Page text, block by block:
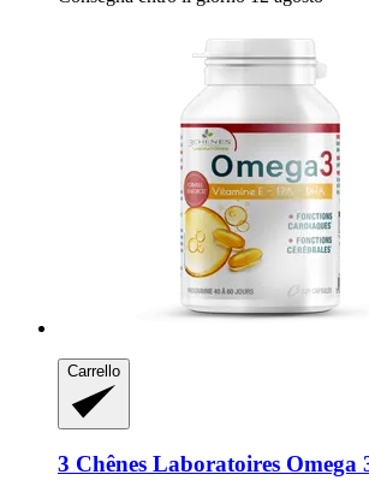
Carrello
3 Chênes Laboratoires Omega